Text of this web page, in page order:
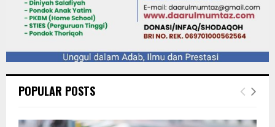
POPULAR POSTS